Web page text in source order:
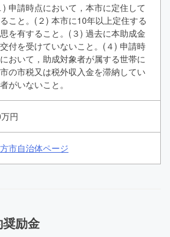
) 申請時点において，本市に定住して
こと。(２) 本市に10年以上定住する
を有すること。(３) 過去に本助成金
付を受けていないこと。(４) 申請時
おいて，助成対象者が属する世帯に
の市税又は税外収入金を滞納してい
がいないこと。
円
市自治体ページ
励金